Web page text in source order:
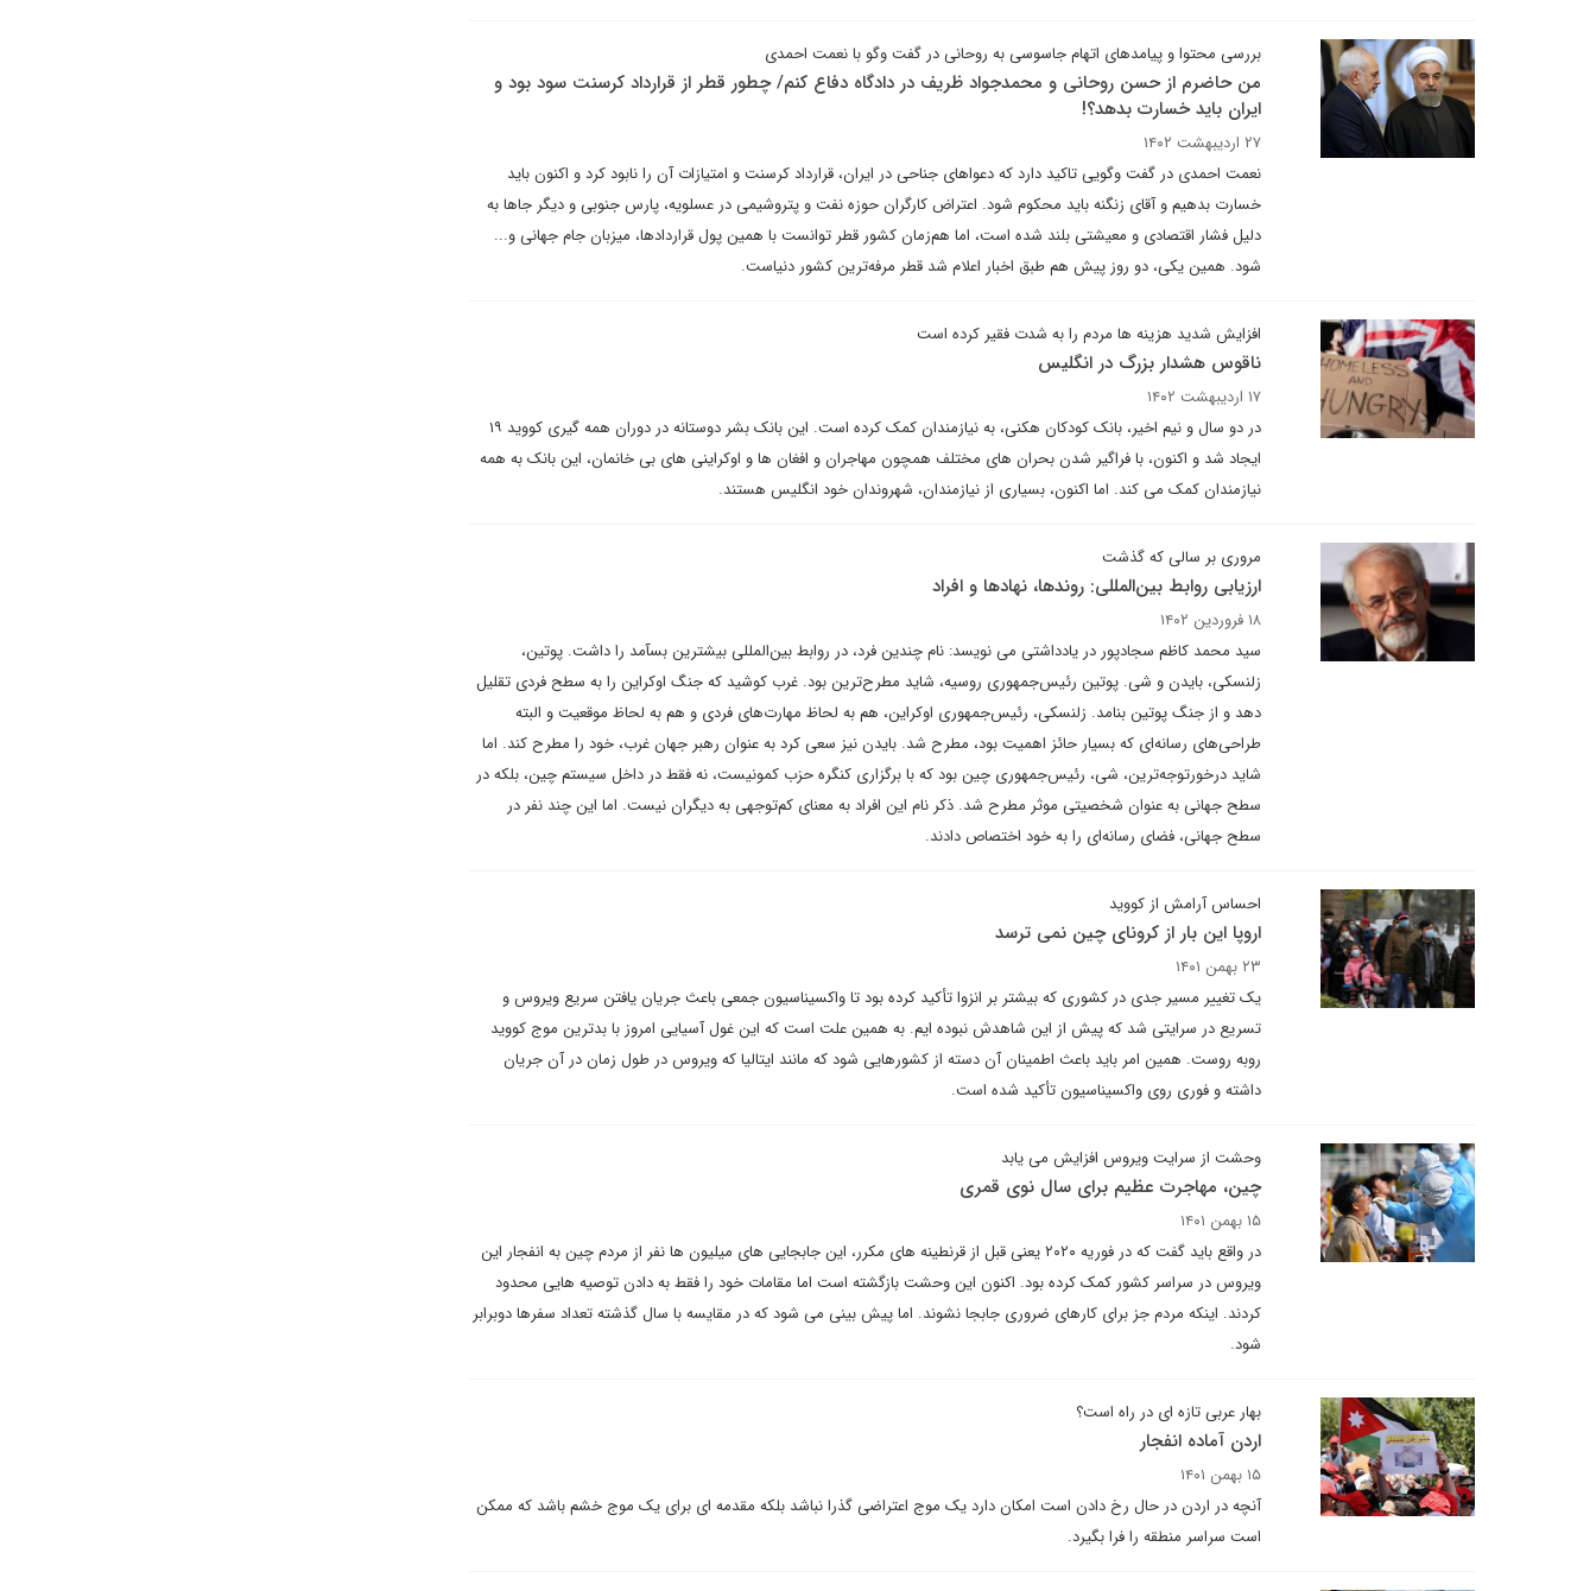
بررسی محتوا و پیامدهای اتهام جاسوسی به روحانی در گفت وگو با نعمت احمدی
من حاضرم از حسن روحانی و محمدجواد ظریف در دادگاه دفاع کنم/ چطور قطر از قرارداد کرسنت سود بود و
ایران باید خسارت بدهد؟!
۲۷ اردیبهشت ۱۴۰۲
نعمت احمدی در گفت وگویی تاکید دارد که دعواهای جناحی در ایران، قرارداد کرسنت و امتیازات آن را نابود کرد و اکنون باید
خسارت بدهیم و آقای زنگنه باید محکوم شود. اعتراض‌ کارگران حوزه نفت و پتروشیمی در عسلویه، پارس جنوبی و دیگر جاها به
دلیل فشار اقتصادی و معیشتی بلند شده است، اما هم‌زمان کشور قطر توانست با همین پول قراردادها، میزبان جام جهانی و‌...
شود. همین یکی، دو روز پیش هم طبق اخبار اعلام شد قطر مرفه‌ترین کشور دنیاست.
افزایش شدید هزینه ها مردم را به شدت فقیر کرده است
ناقوس هشدار بزرگ در انگلیس
۱۷ اردیبهشت ۱۴۰۲
در دو سال و نیم اخیر، بانک کودکان هکنی، به نیازمندان کمک کرده است. این بانک بشر دوستانه در دوران همه گیری کووید ۱۹
ایجاد شد و اکنون، با فراگیر شدن بحران های مختلف همچون مهاجران و افغان ها و اوکراینی های بی خانمان، این بانک به همه
نیازمندان کمک می کند. اما اکنون، بسیاری از نیازمندان، شهروندان خود انگلیس هستند.
مروری بر سالی که گذشت
ارزیابی روابط بین‌المللی: روندها، نهادها و افراد
۱۸ فروردین ۱۴۰۲
سید محمد کاظم سجادپور در یادداشتی می نویسد: نام چندین فرد، در روابط بین‌المللی بیشترین بسآمد را داشت. پوتین،
زلنسکی، بایدن و شی. پوتین رئیس‌جمهوری روسیه، شاید مطرح‌ترین بود. غرب کوشید که جنگ اوکراین را به سطح فردی تقلیل
دهد و از جنگ پوتین بنامد. زلنسکی، رئیس‌جمهوری اوکراین، هم به لحاظ مهارت‌های فردی و هم به لحاظ موقعیت و البته
طراحی‌های رسانه‌ای که بسیار حائز اهمیت بود، مطرح شد. بایدن نیز سعی کرد به عنوان رهبر جهان غرب، خود را مطرح کند. اما
شاید درخورتوجه‌ترین، شی، رئیس‌جمهوری چین بود که با برگزاری کنگره حزب کمونیست، نه فقط در داخل سیستم چین، بلکه در
سطح‌ جهانی به عنوان شخصیتی موثر مطرح شد. ذکر نام این افراد به معنای کم‌توجهی به دیگران نیست. اما این چند نفر در
سطح جهانی، فضای رسانه‌ای را به خود اختصاص دادند.
احساس آرامش از کووید
اروپا این بار از کرونای چین نمی ترسد
۲۳ بهمن ۱۴۰۱
یک تغییر مسیر جدی در کشوری که بیشتر بر انزوا تأکید کرده بود تا واکسیناسیون جمعی باعث جریان یافتن سریع ویروس و
تسریع در سرایتی شد که پیش از این شاهدش نبوده ایم. به همین علت است که این غول آسیایی امروز با بدترین موج کووید
روبه روست. همین امر باید باعث اطمینان آن دسته از کشورهایی شود که مانند ایتالیا که ویروس در طول زمان در آن جریان
داشته و فوری روی واکسیناسیون تأکید شده است.
وحشت از سرایت ویروس افزایش می یابد
چین، مهاجرت عظیم برای سال نوی قمری
۱۵ بهمن ۱۴۰۱
در واقع باید گفت که در فوریه ۲۰۲۰ یعنی قبل از قرنطینه های مکرر، این جابجایی های میلیون ها نفر از مردم چین به انفجار این
ویروس در سراسر کشور کمک کرده بود. اکنون این وحشت بازگشته است اما مقامات خود را فقط به دادن توصیه هایی محدود
کردند. اینکه مردم جز برای کارهای ضروری جابجا نشوند. اما پیش بینی می شود که در مقایسه با سال گذشته تعداد سفرها دوبرابر
شود.
بهار عربی تازه ای در راه است؟
اردن آماده انفجار
۱۵ بهمن ۱۴۰۱
آنچه در اردن در حال رخ دادن است امکان دارد یک موج اعتراضی گذرا نباشد بلکه مقدمه ای برای یک موج خشم باشد که ممکن
است سراسر منطقه را فرا بگیرد.